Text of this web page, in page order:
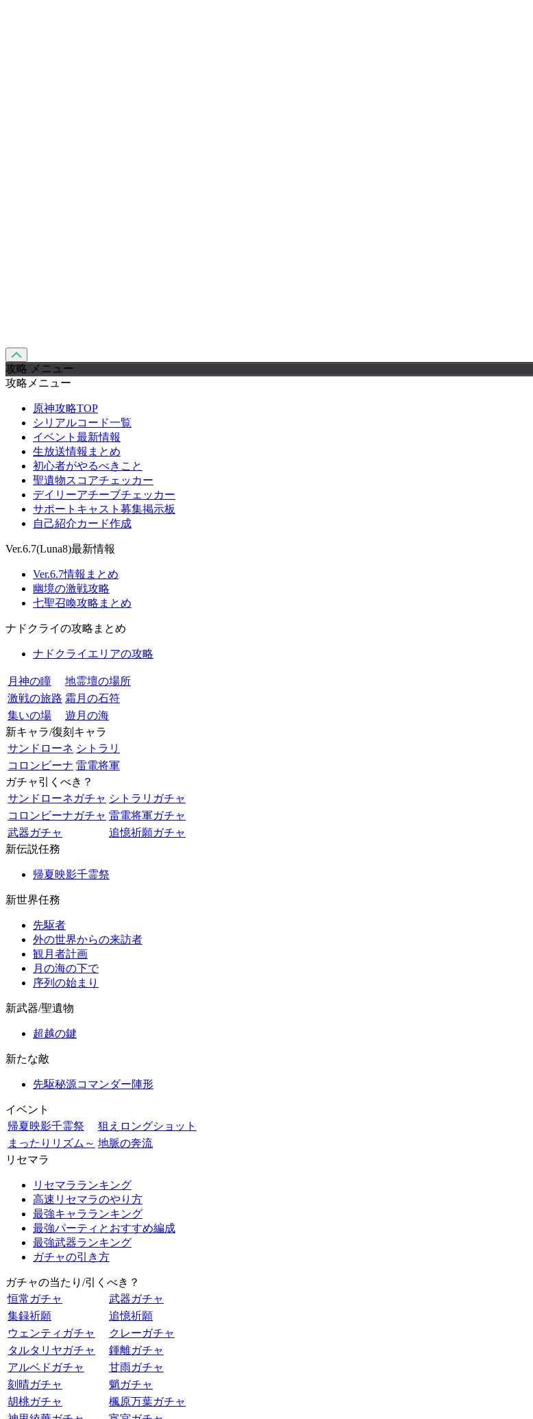
攻略 メニュー
攻略メニュー
原神攻略TOP
シリアルコード一覧
イベント最新情報
生放送情報まとめ
初心者がやるべきこと
聖遺物スコアチェッカー
デイリーアチーブチェッカー
サポートキャスト募集掲示板
自己紹介カード作成
Ver.6.7(Luna8)最新情報
Ver.6.7情報まとめ
幽境の激戦攻略
七聖召喚攻略まとめ
ナドクライの攻略まとめ
ナドクライエリアの攻略
月神の瞳
地霊壇の場所
激戦の旅路 霜月の石符
集いの場
遊月の海
新キャラ/復刻キャラ
サンドローネ シトラリ
コロンビーナ 雷電将軍
ガチャ引くべき？
サンドローネガチャ シトラリガチャ
コロンビーナガチャ 雷電将軍ガチャ
武器ガチャ
追憶祈願ガチャ
新伝説任務
帰夏映影千霊祭
新世界任務
先駆者
外の世界からの来訪者
観月者計画
月の海の下で
序列の始まり
新武器/聖遺物
超越の鍵
新たな敵
先駆秘源コマンダー陣形
イベント
帰夏映影千霊祭
狙えロングショット
まったりリズム～ 地脈の奔流
リセマラ
リセマラランキング
高速リセマラのやり方
最強キャラランキング
最強パーティとおすすめ編成
最強武器ランキング
ガチャの引き方
ガチャの当たり/引くべき？
恒常ガチャ
武器ガチャ
集録祈願
追憶祈願
ウェンティガチャ
クレーガチャ
タルタリヤガチャ
鍾離ガチャ
アルベドガチャ
甘雨ガチャ
刻晴ガチャ
魈ガチャ
胡桃ガチャ
楓原万葉ガチャ